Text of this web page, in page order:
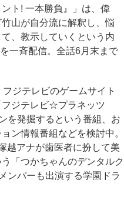
ト! 一本勝負』」は、偉
山が自分流に解釈し、悩
、教示していくという内
一斉配信。全話6月末まで
ジテレビのゲームサイト
フジテレビ☆プラネッツ
を発掘するという番組、お
ン情報番組などを検討中。
越アナが歯医者に扮して美
「つかちゃんのデンタルク
ンバーも出演する学園ドラ